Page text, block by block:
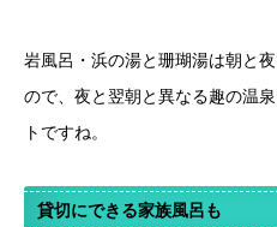
岩風呂・浜の湯と珊瑚湯は朝と
ので、夜と翌朝と異なる趣の温
トですね。
貸切にできる家族風呂も